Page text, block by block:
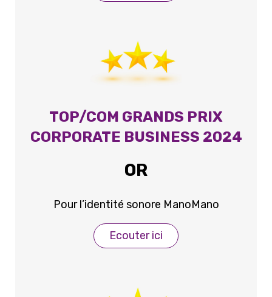
TOP/COM GRANDS PRIX
CORPORATE BUSINESS 2024
OR
Pour l’identité sonore ManoMano
Ecouter ici